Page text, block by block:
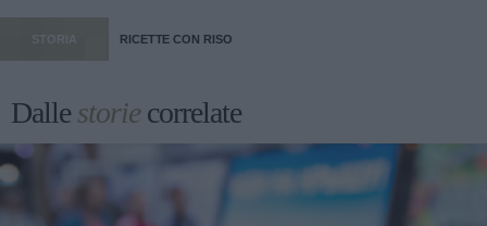
STORIA RICETTE CON RISO
Dallestoriecorrelate